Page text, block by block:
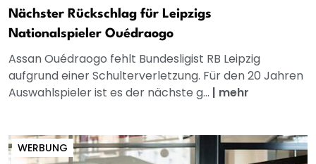
Nächster Rückschlag für Leipzigs
Nationalspieler Ouédraogo
Assan Ouédraogo fehlt Bundesligist RB Leipzig
aufgrund einer Schulterverletzung. Für den 20 Jahren
Auswahlspieler ist es der nächste g... | mehr
WERBUNG